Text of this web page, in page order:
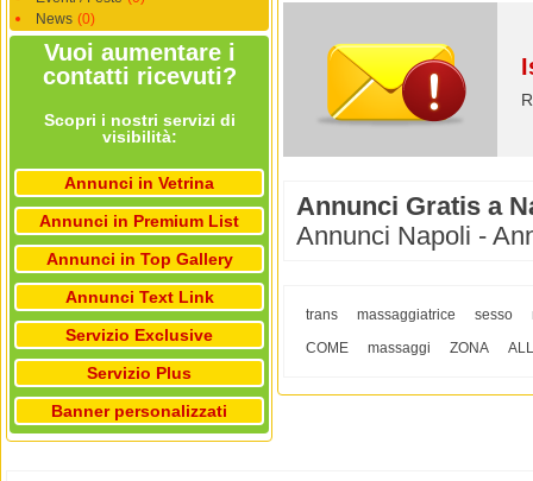
News (0)
Vuoi aumentare i
contatti ricevuti?
Scopri i nostri servizi di
visibilità:
Annunci in Vetrina
Annunci in Premium List
Annunci in Top Gallery
Annunci Text Link
Servizio Exclusive
Servizio Plus
Banner personalizzati
Annunci Gratis a
Annunci Napoli -
trans massaggiatrice sesso
COME
massaggi ZONA